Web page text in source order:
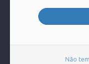
Não